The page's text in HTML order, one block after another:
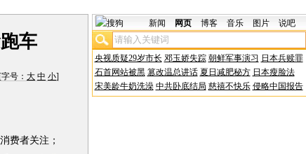
车
号： 大 中 小]
费者关注；
新闻 网页 博客 音乐 图片 说吧
央视质疑29岁市长 邓玉娇失踪 朝鲜军事演习 日本兵赎罪
石首网站被黑 篡改温总讲话 夏日减肥秘方 日本瘦脸法
宋美龄牛奶洗澡 中共卧底结局 慈禧不快乐 侵略中国报告